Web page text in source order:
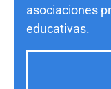
asociaciones
educativas.